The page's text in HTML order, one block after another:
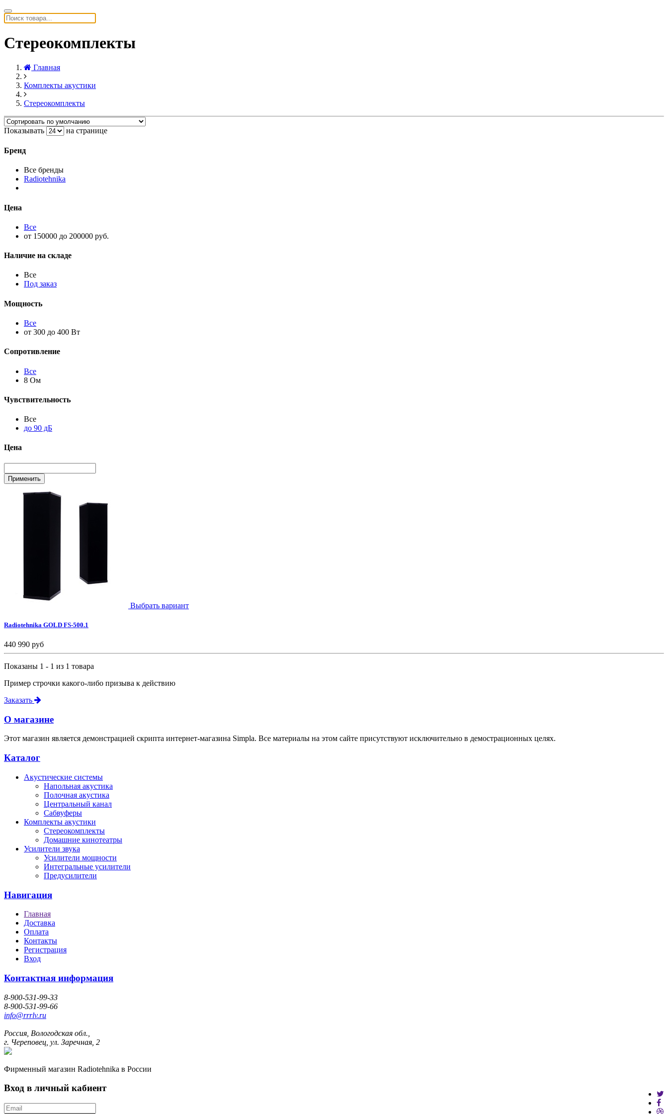
Стереокомплекты
Главная
Комплекты акустики
Стереокомплекты
Показывать на странице
Бренд
Все бренды
Radiotehnika
Цена
Все
от 150000 до 200000 руб.
Наличие на складе
Все
Под заказ
Мощность
Все
от 300 до 400 Вт
Сопротивление
Все
8 Ом
Чувствительность
Все
до 90 дБ
Цена
Выбрать вариант
Radiotehnika GOLD FS-500.1
440 990 руб
Показаны 1 - 1 из 1 товара
Пример строчки какого-либо призыва к действию
Заказать
О магазине
Этот магазин является демонстрацией скрипта интернет-магазина Simpla. Все материалы на этом сайте присутствуют исключительно в демострационных целях.
Каталог
Акустические системы
Напольная акустика
Полочная акустика
Центральный канал
Сабвуферы
Комплекты акустики
Стереокомплекты
Домашние кинотеатры
Усилители звука
Усилители мощности
Интегральные усилители
Предусилители
Навигация
Главная
Доставка
Оплата
Контакты
Регистрация
Вход
Контактная информация
8-900-531-99-33
8-900-531-99-66
info@rrrlv.ru
Россия, Вологодская обл.,
г. Череповец, ул. Заречная, 2
Фирменный магазин Radiotehnika в России
Вход в личный кабиент